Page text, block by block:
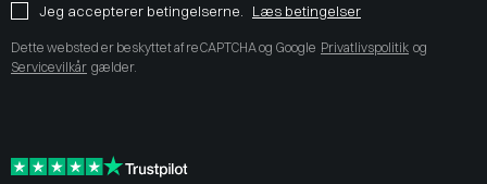
Jeg accepterer betingelserne. Læs betingelser
Dette websted er beskyttet af reCAPTCHA og Google Privatlivspolitik og
Servicevilkår gælder.